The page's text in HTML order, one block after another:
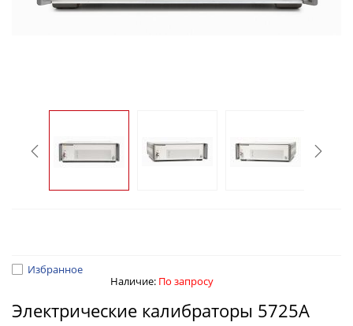
Избранное
Наличие: По запросу
Электрические калибраторы 5725A